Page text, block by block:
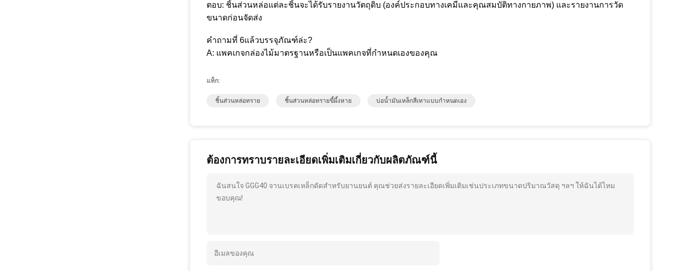
ตอบ: ชิ้นส่วนหล่อแต่ละชิ้นจะได้รับรายงานวัตถุดิบ (องค์ประกอบทางเคมีและคุณสมบัติทางกายภาพ) และรายงานการวัด
ขนาดก่อนจัดส่ง
คำถามที่ 6แล้วบรรจุภัณฑ์ล่ะ?
A: แพคเกจกล่องไม้มาตรฐานหรือเป็นแพคเกจที่กำหนดเองของคุณ
แท็ก:
ชิ้นส่วนหล่อทราย ชิ้นส่วนหล่อทรายขี้ผึ้งหาย บ่อน้ำมันเหล็กสีเทาแบบกำหนดเอง
ต้องการทราบรายละเอียดเพิ่มเติมเกี่ยวกับผลิตภัณฑ์นี้
ฉันสนใจ GGG40 จานเบรคเหล็กดัดสำหรับยานยนต์ คุณช่วยส่งรายละเอียดเพิ่มเติมเช่นประเภทขนาดปริมาณวัสดุ ฯลฯ ให้ฉันได้ไหม
ขอบคุณ!